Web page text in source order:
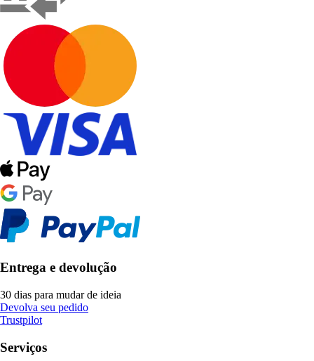
Entrega e devolução
30 dias para mudar de ideia
Devolva seu pedido
Trustpilot
Serviços